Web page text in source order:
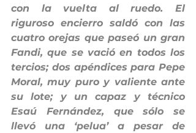
con la vuelta al ruedo. El
riguroso encierro saldó con las
cuatro orejas que paseó un gran
Fandi, que se vació en todos los
tercios; dos apéndices para Pepe
Moral, muy puro y valiente ante
su lote; y un capaz y técnico
Esaú Fernández, que sólo se
llevó una ‘pelua’ a pesar de